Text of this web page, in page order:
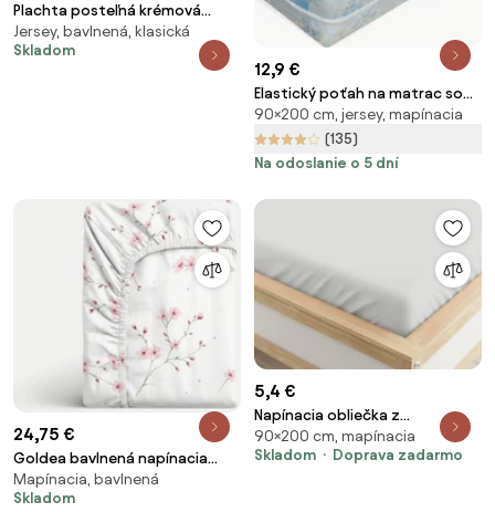
Plachta posteľná krémová
jersey EMI, Plachta 90x200
Jersey, bavlnená, klasická
Skladom
12,9 €
Elastický poťah na matrac so
zipsom Alba 90 x 200 cm
90×200 cm, jersey, mapínacia
(135)
Na odoslanie o 5 dní
24,75 €
Goldea bavlnená napínacia
plachta - kvitnúce sakury 90 x
200 cm
Mapínacia, bavlnená
Skladom
5,4 €
Napínacia obliečka z
mikrovlákna strieborná 90 x
200 cm
90×200 cm, mapínacia
Skladom
Doprava zadarmo